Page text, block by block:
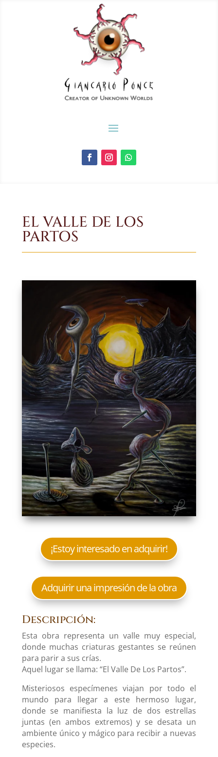
EL VALLE DE LOS
PARTOS
¡Estoy interesado en adquirir!
Adquirir una impresión de la obra
Descripción:
Esta obra representa un valle muy especial,
donde muchas criaturas gestantes se reúnen
para parir a sus crías.
Aquel lugar se llama: “El Valle De Los Partos”.
Misteriosos especímenes viajan por todo el
mundo para llegar a este hermoso lugar,
donde se manifiesta la luz de dos estrellas
juntas (en ambos extremos) y se desata un
ambiente único y mágico para recibir a nuevas
especies.